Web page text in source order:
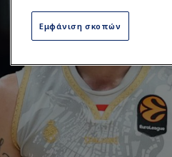
Εμφάνιση σκοπών